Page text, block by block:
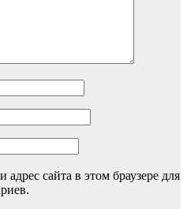
сайта в этом браузере для